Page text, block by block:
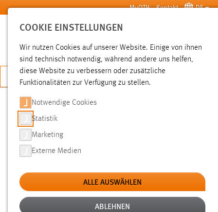
Zum Hauptinhalt springen MyOTH Kontakt DE
SUCHE
JETZT BEWERBEN
SUCHE
FILTER
Typ
Erstellungsdatum
COOKIE EINSTELLUNGEN
Wir nutzen Cookies auf unserer Website. Einige von ihnen
sind technisch notwendig, während andere uns helfen,
diese Website zu verbessern oder zusätzliche
Funktionalitäten zur Verfügung zu stellen.
Notwendige Cookies
Statistik
Marketing
Externe Medien
ALLE AUSWÄHLEN
ABLEHNEN